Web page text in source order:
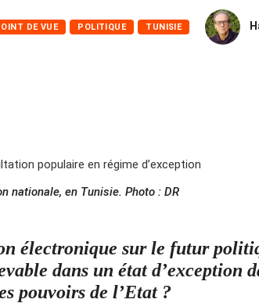
DE VUE POLITIQUE TUNISIE
nationale, en Tunisie. Photo : DR
électronique sur le futur
dans un état d’exception
pouvoirs de l’Etat ?